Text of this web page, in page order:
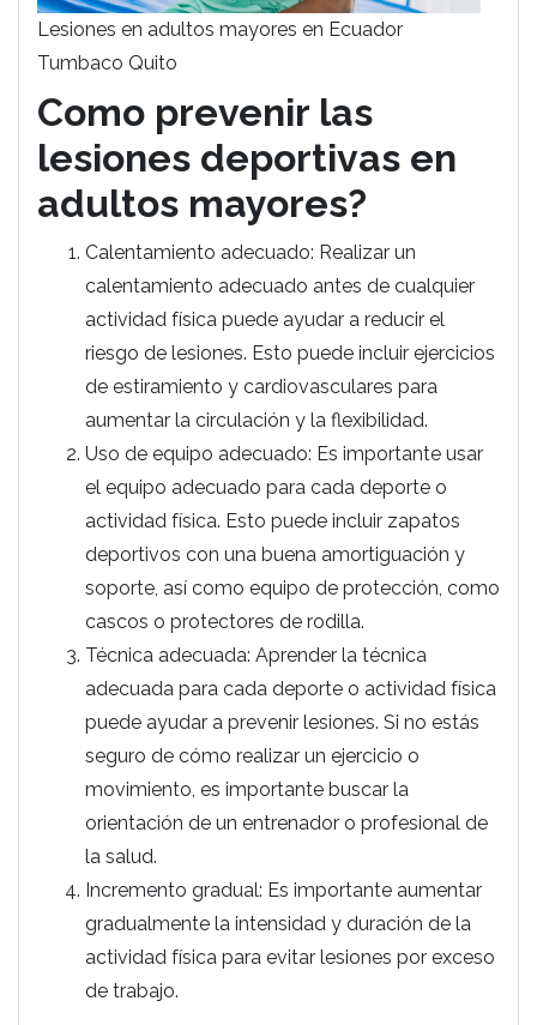
Lesiones en adultos mayores en Ecuador
Tumbaco Quito
Como prevenir las
lesiones deportivas en
adultos mayores?
Calentamiento adecuado: Realizar un
calentamiento adecuado antes de cualquier
actividad física puede ayudar a reducir el
riesgo de lesiones. Esto puede incluir ejercicios
de estiramiento y cardiovasculares para
aumentar la circulación y la flexibilidad.
Uso de equipo adecuado: Es importante usar
el equipo adecuado para cada deporte o
actividad física. Esto puede incluir zapatos
deportivos con una buena amortiguación y
soporte, así como equipo de protección, como
cascos o protectores de rodilla.
Técnica adecuada: Aprender la técnica
adecuada para cada deporte o actividad física
puede ayudar a prevenir lesiones. Si no estás
seguro de cómo realizar un ejercicio o
movimiento, es importante buscar la
orientación de un entrenador o profesional de
la salud.
Incremento gradual: Es importante aumentar
gradualmente la intensidad y duración de la
actividad física para evitar lesiones por exceso
de trabajo.